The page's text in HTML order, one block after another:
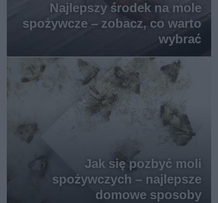
Najlepszy środek na mole
spożywcze – zobacz, co warto
wybrać
Jak się pozbyć moli
spożywczych – najlepsze
domowe sposoby